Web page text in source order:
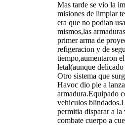
Mas tarde se vio la
misiones de limpiar
era que no podian
mismos,las
primer arma de
refigeracion y de
tiempo,aumentaron
letal(aunque
Otro sistema que
Havoc dio pie a
armadura.Equipado
vehiculos
permitia disparar a la
combate cuerpo a